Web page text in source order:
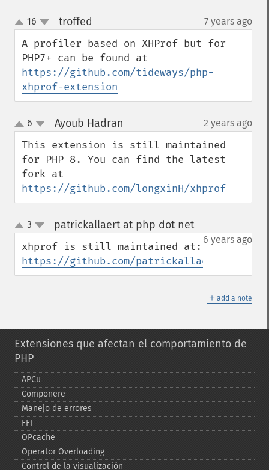
up
down
16 troffed 7 years ago
A profiler based on XHProf but for
https://github.com/tideways/php-
xhprof-extension
up
down
6 Ayoub Hadran 2 years ago
This extension is still maintained
for PHP 8. You can find the latest
https://github.com/longxinH/xhprof
up
down
3 patrickallaert at php dot net¶
6 years ago
xhprof is still maintained at:
https://github.com/patrickallaert/xhprof
＋ add a note
Extensiones que afectan el comportamiento de
PHP
APCu
Componere
Manejo de errores
FFI
OPcache
Operator Overloading
Control de la visualización